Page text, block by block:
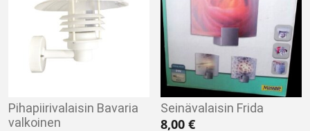
Pihapiirivalaisin Bavaria
valkoinen
Seinävalaisin Frida
8,00€